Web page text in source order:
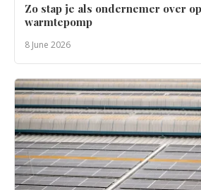
Zo stap je als ondernemer over
warmtepomp
8 June 2026